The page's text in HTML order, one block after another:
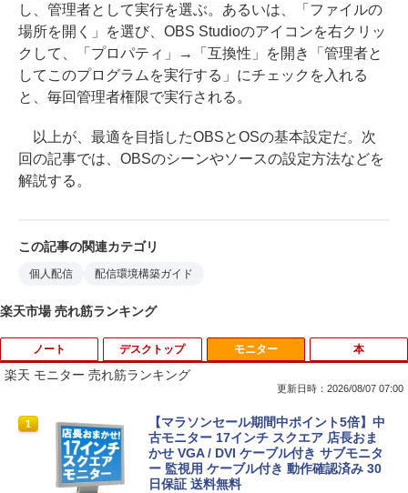
し、管理者として実行を選ぶ。あるいは、「ファイルの
場所を開く」を選び、OBS Studioのアイコンを右クリッ
クして、「プロパティ」→「互換性」を開き「管理者と
してこのプログラムを実行する」にチェックを入れる
と、毎回管理者権限で実行される。
以上が、最適を目指したOBSとOSの基本設定だ。次
回の記事では、OBSのシーンやソースの設定方法などを
解説する。
この記事の関連カテゴリ
個人配信 配信環境構築ガイド
楽天市場 売れ筋ランキング
ノート
1
タブレットPC Microsoft Surface Pro 5/
7+ 12.3インチ メモリ 8GB SSD256GB
第7世代Core-i5 2.6GHz 2K解像度 2736
x 1824 タッチパネル Office付き/カメラ/
HDMI / Windows 11 Pro 中古タブレット
デスクトップ
1
ポイント10倍 中古パソコン デスクトッ
プパソコン Windows 11【Office付】
【Windows 11 Pro 64Bit搭載】DELL O
ptiplexシリーズ Core i5搭載/4G/新品SS
D 120GB/DVD-ROM/送料無料【オプショ
モニター
楽天 モニター 売れ筋ランキング
更新日時：2026/08/07 07:00
1
【マラソンセール期間中ポイント5倍】中
古モニター 17インチ スクエア 店長おま
かせ VGA / DVI ケーブル付き サブモニタ
ー 監視用 ケーブル付き 動作確認済み 30
日保証 送料無料
本